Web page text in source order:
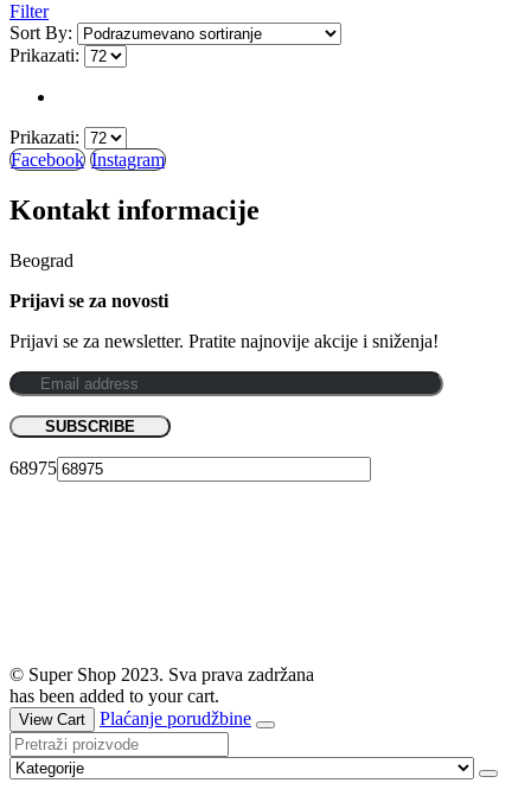
Filter
Sort By:
Prikazati:
Prikazati:
Facebook Instagram
Kontakt informacije
Beograd
Prijavi se za novosti
Prijavi se za newsletter. Pratite najnovije akcije i sniženja!
68975
© Super Shop 2023. Sva prava zadržana
has been added to your cart.
View Cart Plaćanje porudžbine